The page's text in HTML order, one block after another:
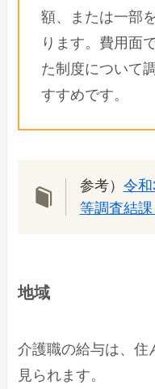
額、または一部
ります。費用面
た制度について
すすめです。
参考） 令
等調査結課
地域
介護職の給与は、住
見られます。